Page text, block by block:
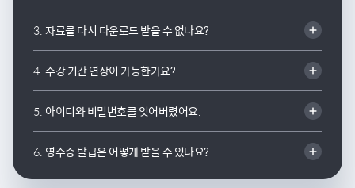
3.자료를 다시 다운로드 받을 수 없나요?
4.수강 기간 연장이 가능한가요?
5. 아이디와 비밀번호를 잊어버렸어요.
6. 영수증 발급은 어떻게 받을 수 있나요?